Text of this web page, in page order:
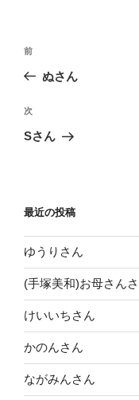
投
ビ
ゲ
ン
過
去
投
稿
前
ぬさん
次
の
次
Sさん
最近の投稿
ゆうりさん
(手塚美和)お母さん
けいいちさん
かのんさん
ながみんさん